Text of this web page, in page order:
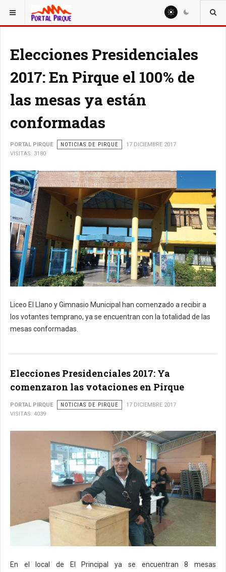
ESTÁ AQUÍ: NOTICIAS
Elecciones Presidenciales
2017: En Pirque el 100% de
las mesas ya están
conformadas
PORTAL PIRQUE NOTICIAS DE PIRQUE
17 DICIEMBRE 2017
VISITAS: 3180
Liceo El Llano y Gimnasio Municipal han comenzado a recibir a
los votantes temprano, ya se encuentran con la totalidad de las
mesas conformadas.
Elecciones Presidenciales 2017: Ya
comenzaron las votaciones en Pirque
PORTAL PIRQUE NOTICIAS DE PIRQUE
17 DICIEMBRE 2017
VISITAS: 4039
En el local de El Principal ya se encuentran 8 mesas